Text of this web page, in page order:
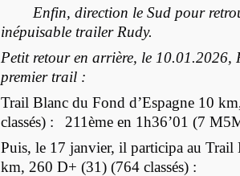
Enfin, direction le Sud pour
inépuisable trailer Rudy.
Petit retour en arrière, le 10.01.2026,
premier trail :
Trail Blanc du Fond d’Espagne 10
classés) :
211ème en 1h36’01 (7
Puis, le 17 janvier, il participa au Trail
km, 260 D+ (31) (764 classés) :